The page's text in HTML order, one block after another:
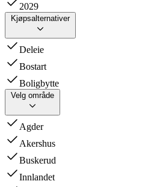
2029
Kjøpsalternativer
Deleie
Bostart
Boligbytte
Velg område
Agder
Akershus
Buskerud
Innlandet